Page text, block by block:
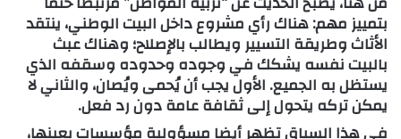
بتمييز مهم: هناك رأي مشروع داخل البيت الوطني، ينتقد
الأثاث وطريقة التسيير ويطالب بالإصلاح؛ وهناك عبث
بالبيت نفسه يشكك في وجوده وحدوده وسقفه الذي
يستظل به الجميع. الأول يجب أن يُحمى ويُصان، والثاني لا
يمكن تركه يتحول إلى ثقافة عامة دون رد فعل.